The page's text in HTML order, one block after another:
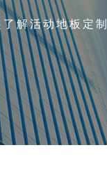
解活动地板定